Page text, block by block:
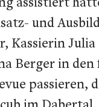
und
Kassierin
Berger in
passieren,